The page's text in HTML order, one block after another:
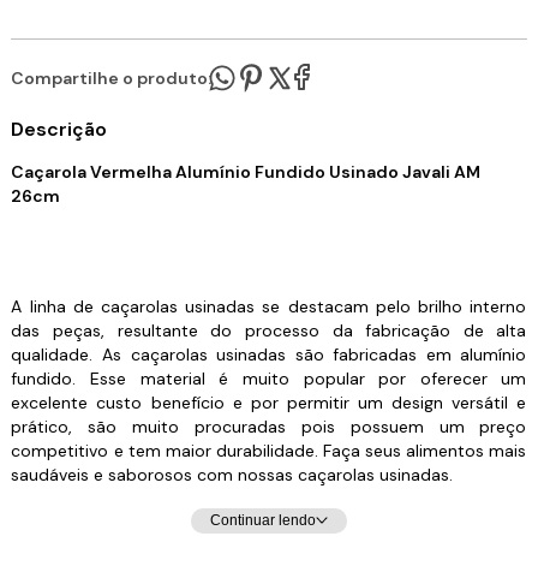
Compartilhe o produto:
Descrição
Caçarola Vermelha Alumínio Fundido Usinado Javali AM
26cm
A linha de caçarolas usinadas se destacam pelo brilho interno
das peças, resultante do processo da fabricação de alta
qualidade. As caçarolas usinadas são fabricadas em alumínio
fundido. Esse material é muito popular por oferecer um
excelente custo benefício e por permitir um design versátil e
prático, são muito procuradas pois possuem um preço
competitivo e tem maior durabilidade. Faça seus alimentos mais
saudáveis e saborosos com nossas caçarolas usinadas.
Continuar lendo